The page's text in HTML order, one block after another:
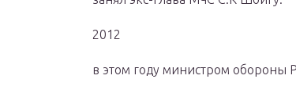
2012
в этом году министром обороны